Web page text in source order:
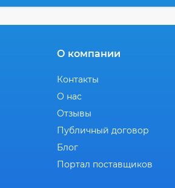
О компании
Контакты
О нас
Отзывы
Публичный договор
Блог
Портал поставщиков